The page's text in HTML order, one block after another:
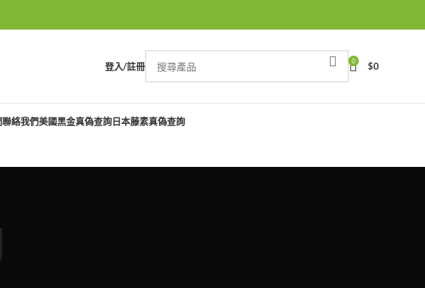
登入/註冊 0 $0
聯絡我們美國黑金真偽查詢日本藤素真偽查詢